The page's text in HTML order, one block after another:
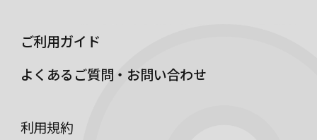
ご利用ガイド
よくあるご質問・お問い合わせ
利用規約